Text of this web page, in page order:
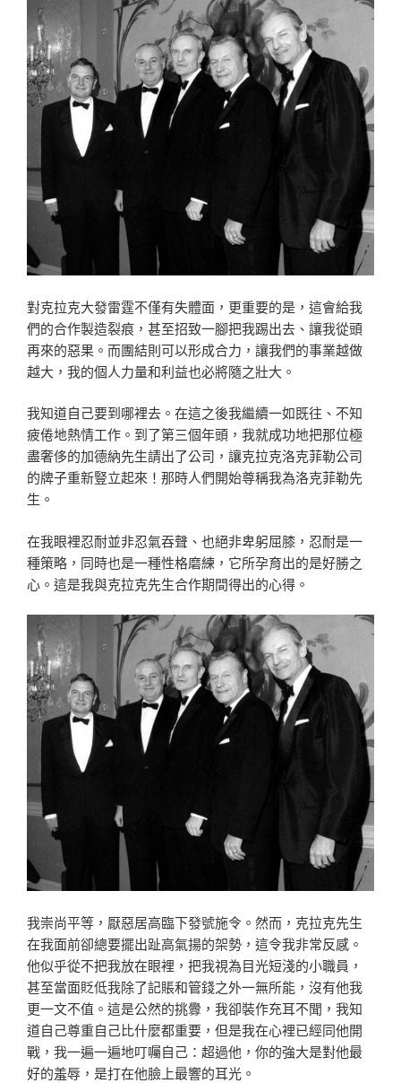
對克拉克大發雷霆不僅有失體面，更重要的是，這會給我
們的合作製造裂痕，甚至招致一腳把我踢出去、讓我從頭
再來的惡果。而團結則可以形成合力，讓我們的事業越做
越大，我的個人力量和利益也必將隨之壯大。
我知道自己要到哪裡去。在這之後我繼續一如既往、不知
疲倦地熱情工作。到了第三個年頭，我就成功地把那位極
盡奢侈的加德納先生請出了公司，讓克拉克洛克菲勒公司
的牌子重新豎立起來！那時人們開始尊稱我為洛克菲勒先
生。
在我眼裡忍耐並非忍氣吞聲、也絕非卑躬屈膝，忍耐是一
種策略，同時也是一種性格磨練，它所孕育出的是好勝之
心。這是我與克拉克先生合作期間得出的心得。
我崇尚平等，厭惡居高臨下發號施令。然而，克拉克先生
在我面前卻總要擺出趾高氣揚的架勢，這令我非常反感。
他似乎從不把我放在眼裡，把我視為目光短淺的小職員，
甚至當面貶低我除了記賬和管錢之外一無所能，沒有他我
更一文不值。這是公然的挑釁，我卻裝作充耳不聞，我知
道自己尊重自己比什麼都重要，但是我在心裡已經同他開
戰，我一遍一遍地叮囑自己：超過他，你的強大是對他最
好的羞辱，是打在他臉上最響的耳光。